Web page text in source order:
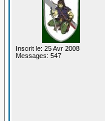
Inscrit le: 25 Avr 2008
Messages: 547